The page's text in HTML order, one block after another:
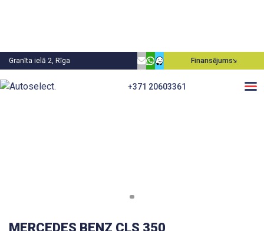
Granīta ielā 2, Rīga Finansējums
+371 20603361
MERCEDES BENZ CLS 350